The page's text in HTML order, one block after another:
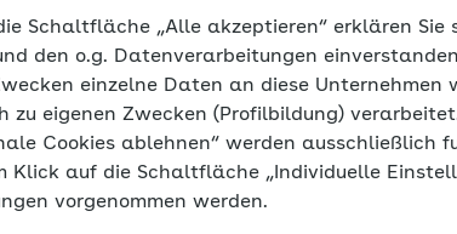
Wie wirken Blutdrucksenker?
Hochdrucktherapie
Schaltfläche „Alle akzeptieren“ erklären Sie
den o.g. Datenverarbeitungen
einzelne Daten an diese Unternehmen
zu eigenen Zwecken (Profilbildung)
Cookies ablehnen“ werden ausschließlich
Klick auf die Schaltfläche „Individuelle
vorgenommen werden.